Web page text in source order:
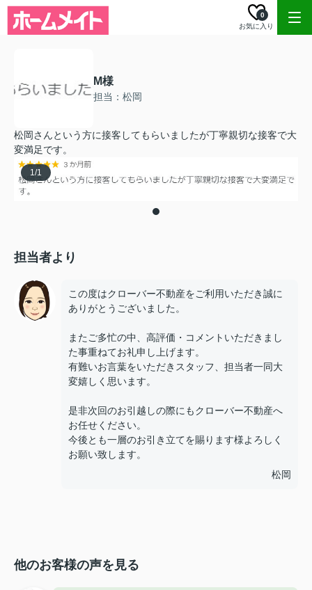
お気に入り
0
M様
担当：松岡
松岡さんという方に接客してもらいましたが丁寧親切な接客で大
変満足です。
1/1
担当者より
この度はクローバー不動産をご利用いただき誠に
ありがとうございました。
またご多忙の中、高評価・コメントいただきまし
た事重ねてお礼申し上げます。
有難いお言葉をいただきスタッフ、担当者一同大
変嬉しく思います。
是非次回のお引越しの際にもクローバー不動産へ
お任せください。
今後とも一層のお引き立てを賜ります様よろしく
お願い致します。
松岡
他のお客様の声を見る